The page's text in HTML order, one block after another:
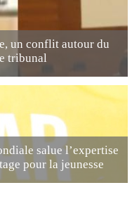
un conflit autour du
tribunal
salue l’expertise
pour la jeunesse